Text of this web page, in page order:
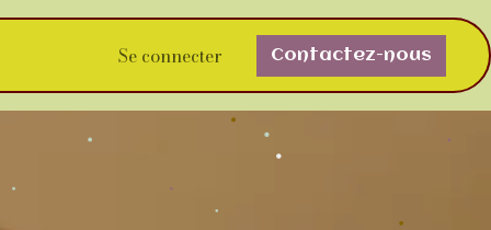
Se connecter Contactez-nous